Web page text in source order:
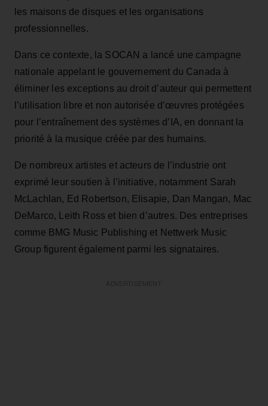
les maisons de disques et les organisations
professionnelles.
Dans ce contexte, la SOCAN a lancé une campagne
nationale appelant le gouvernement du Canada à
éliminer les exceptions au droit d’auteur qui permettent
l’utilisation libre et non autorisée d’œuvres protégées
pour l’entraînement des systèmes d’IA, en donnant la
priorité à la musique créée par des humains.
De nombreux artistes et acteurs de l’industrie ont
exprimé leur soutien à l’initiative, notamment Sarah
McLachlan, Ed Robertson, Elisapie, Dan Mangan, Mac
DeMarco, Leith Ross et bien d’autres. Des entreprises
comme BMG Music Publishing et Nettwerk Music
Group figurent également parmi les signataires.